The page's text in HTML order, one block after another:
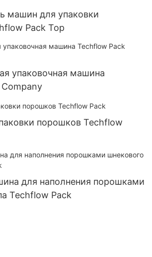
машин для упаковки
Pack Top
упаковочная машина
порошков Techflow
для наполнения порошками
Techflow Pack